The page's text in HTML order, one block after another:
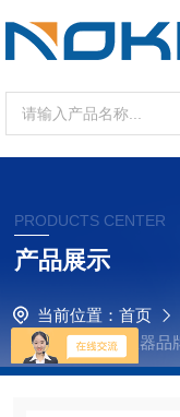
PRODUCTS CENTER
产品展示
当前位置： 首页
培养箱
诺基仪器品
产品